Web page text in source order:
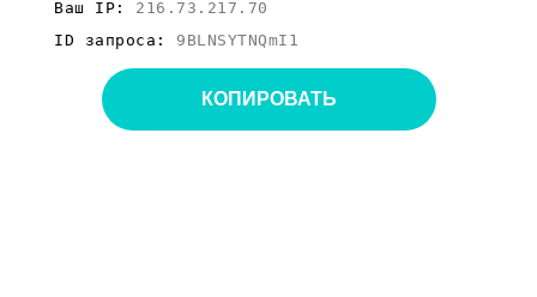
Ваш IP: 216.73.217.70
ID запроса: 9BLNSYTNQmI1
КОПИРОВАТЬ